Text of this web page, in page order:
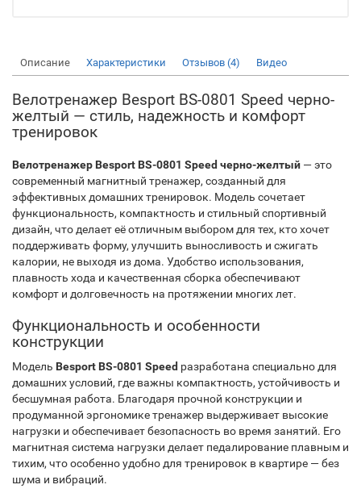
Описание Характеристики Отзывов (4) Видео
Велотренажер Besport BS-0801 Speed черно-
желтый — стиль, надежность и комфорт
тренировок
Велотренажер Besport BS-0801 Speed черно-желтый — это
современный магнитный тренажер, созданный для
эффективных домашних тренировок. Модель сочетает
функциональность, компактность и стильный спортивный
дизайн, что делает её отличным выбором для тех, кто хочет
поддерживать форму, улучшить выносливость и сжигать
калории, не выходя из дома. Удобство использования,
плавность хода и качественная сборка обеспечивают
комфорт и долговечность на протяжении многих лет.
Функциональность и особенности
конструкции
Модель Besport BS-0801 Speed разработана специально для
домашних условий, где важны компактность, устойчивость и
бесшумная работа. Благодаря прочной конструкции и
продуманной эргономике тренажер выдерживает высокие
нагрузки и обеспечивает безопасность во время занятий. Его
магнитная система нагрузки делает педалирование плавным и
тихим, что особенно удобно для тренировок в квартире — без
шума и вибраций.